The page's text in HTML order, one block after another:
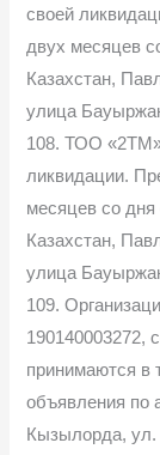
своей
двух месяцев
Казахстан,
улица
108. ТОО
ликвидации.
месяцев со дня
Казахстан,
улица
109.
190140003272,
принимаются в
объявления по
Кызылорда, ул.